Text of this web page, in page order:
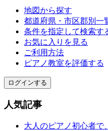
地図から探す
都道府県・市区郡別一
条件を指定して検索す
お気に入りを見る
ご利用方法
ピアノ教室を評価する
ログインする
人気記事
大人のピアノ初心者で